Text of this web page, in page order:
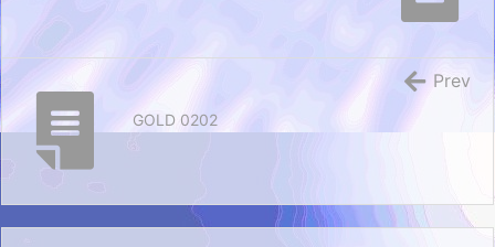
GOLD 0202
Prev